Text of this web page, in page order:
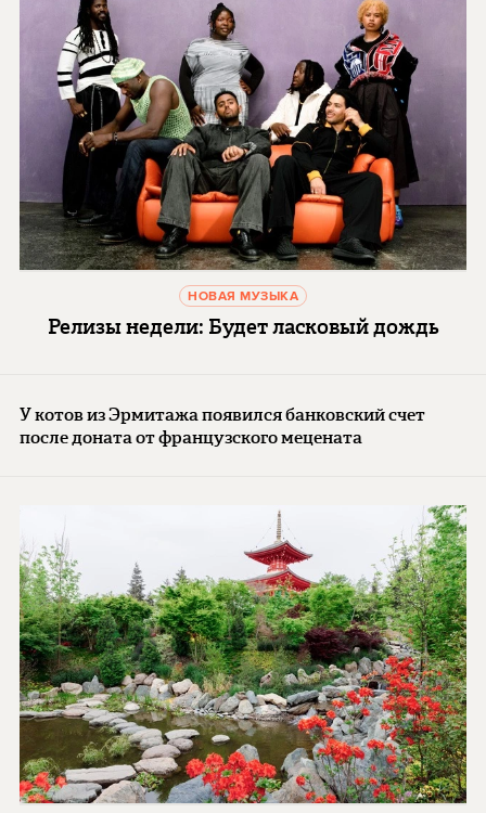
НОВАЯ МУЗЫКА
Релизы недели: Будет ласковый дождь
У котов из Эрмитажа появился банковский счет
после доната от французского мецената